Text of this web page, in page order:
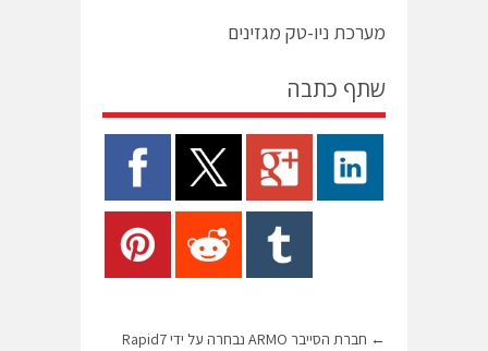
מערכת ניו-טק מגזינים
שתף כתבה
←
חברת הסייבר ARMO נבחרה על ידי Rapid7